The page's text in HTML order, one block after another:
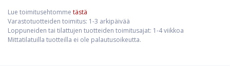
Lue toimitusehtomme tästä
Varastotuotteiden toimitus: 1-3 arkipäivää
Loppuneiden tai tilattujen tuotteiden toimitusajat: 1-4 viikkoa
Mittatilatuilla tuotteilla ei ole palautusoikeutta.